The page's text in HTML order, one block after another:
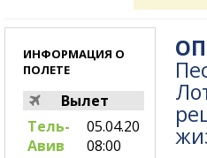
ИНФОРМАЦИЯ О
ПОЛЕТЕ
Вылет
Тель-
Авив
05.04.20
08:00